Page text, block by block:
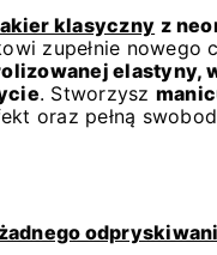
klasyczny z
zupełnie nowego
elastyny,
. Stworzysz
oraz pełną